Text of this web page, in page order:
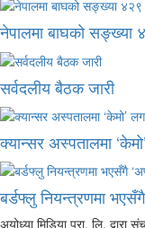
नेपालमा बाघको सङ्ख्या
सर्वदलीय बैठक जारी
क्यान्सर अस्पतालमा
बर्डफ्लु नियन्त्रणमा
अयोध्या मिडिया प्रा. लि. द्वारा